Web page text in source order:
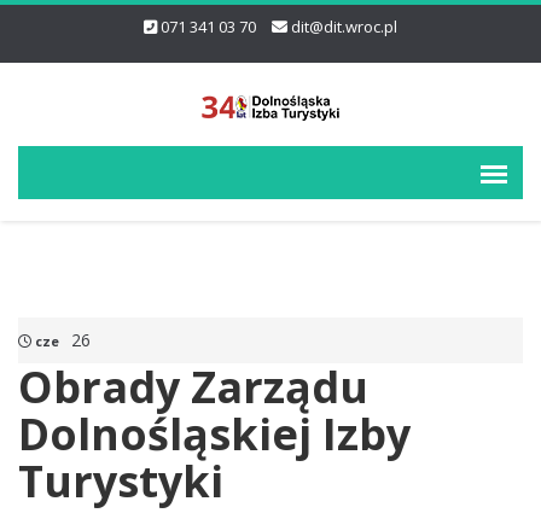
071 341 03 70 dit@dit.wroc.pl
cze 26
Obrady Zarządu
Dolnośląskiej Izby
Turystyki